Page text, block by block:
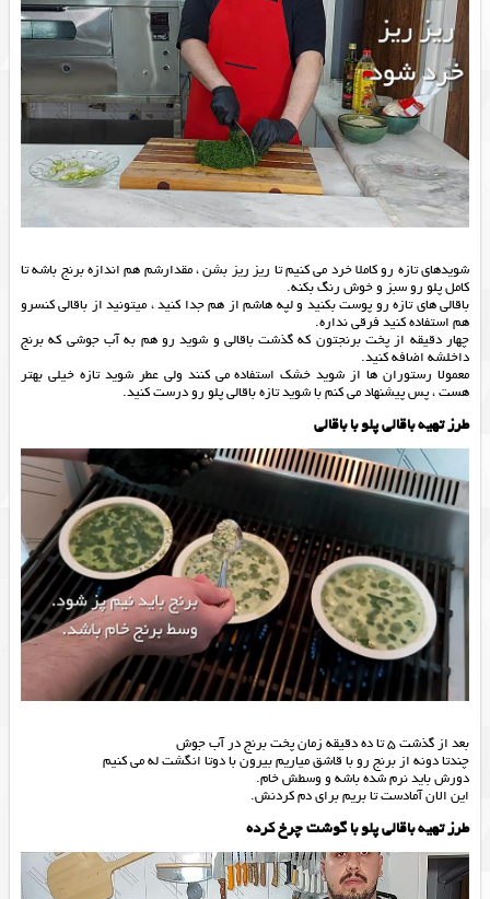
شویدهای تازه رو کاملا خرد می کنیم تا ریز ریز بشن ، مقدارشم هم اندازه برنج باشه تا
کامل پلو رو سبز و خوش رنگ بکنه.
باقالی های تازه رو پوست بکنید و لپه هاشم از هم جدا کنید ، میتونید از باقالی کنسرو
هم استفاده کنید فرقی نداره.
چهار دقیقه از پخت برنجتون که گذشت باقالی و شوید رو هم به آب جوشی که برنج
داخلشه اضافه کنید.
معمولا رستوران ها از شوید خشک استفاده می کنند ولی عطر شوید تازه خیلی بهتر
هست ، پس پیشنهاد می کنم با شوید تازه باقالی پلو رو درست کنید.
طرز تهیه باقالی پلو با باقالی
بعد از گذشت 5 تا ده دقیقه زمان پخت برنج در آب جوش
چندتا دونه از برنج رو با قاشق میاریم بیرون با دوتا انگشت له می کنیم
دورش باید نرم شده باشه و وسطش خام.
این الان آمادست تا بریم برای دم کردنش.
طرز تهیه باقالی پلو با گوشت چرخ کرده